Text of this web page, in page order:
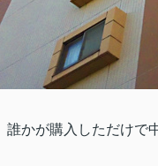
かが購入しただけで